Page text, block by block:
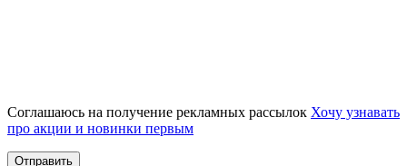
Соглашаюсь на получение рекламных рассылок Хочу узнавать
про акции и новинки первым